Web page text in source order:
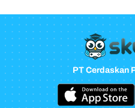
PT Cerdaskan